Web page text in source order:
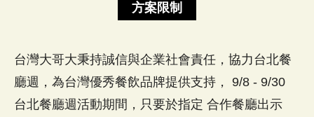
方案限制
台灣大哥大秉持誠信與企業社會責任，協力台北餐
廳週，為台灣優秀餐飲品牌提供支持， 9/8 - 9/30
台北餐廳週活動期間，只要於指定 合作餐廳出示